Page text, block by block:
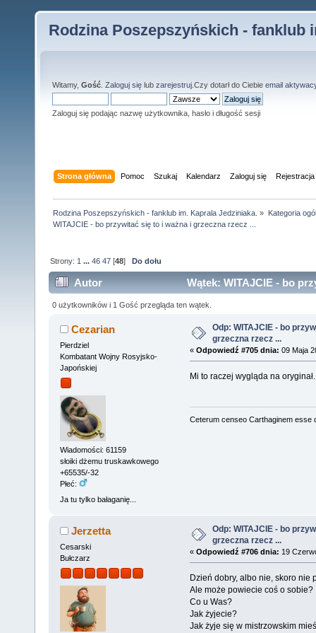
Rodzina Poszepszyńskich - fanklub
Witamy, Gość Zaloguj się lub zarejestruj .Czy dotarł do Ciebie email
Zaloguj się podając nazwę użytkownika, hasło i długość sesji
Strona główna Pomoc Szukaj Kalendarz Zaloguj się Rejestracja
Rodzina Poszepszyńskich - fanklub im. Kaprala Jedziniaka. » Kategoria
WITAJCIE - bo przywitać się to i ważna i grzeczna rzecz ...
Strony: 1 ...46 47 [48]Do dołu
Autor
Wątek: WITAJCIE - bo
razy)
0 użytkowników i 1 Gość przegląda ten wątek.
Cezarian
Pierdziel
Kombatant Wojny Rosyjsko-
Japońskiej
Wiadomości: 61159
słoiki dżemu truskawkowego
+65535/-32
Płeć:
Ja tu tylko bałaganię...
Odp: WITAJCIE - bo
grzeczna rzecz ...
« Odpowiedź #705 dnia: 09 Maja
Mi to raczej wygląda na
Ceterum censeo Carthaginem esse
Jerzetta
Cesarski
Bułczarz
Odp: WITAJCIE - bo
grzeczna rzecz ...
« Odpowiedź #706 dnia: 19
Dzień dobry, albo nie, skoro nie
Ale może powiecie coś o sobie?
Co u Was?
Jak żyjecie?
Jak żyje się w mistrzowskim